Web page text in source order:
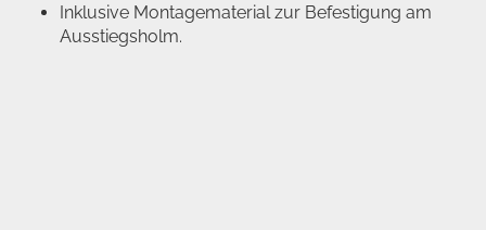
Inklusive Montagematerial zur Befestigung am
Ausstiegsholm.